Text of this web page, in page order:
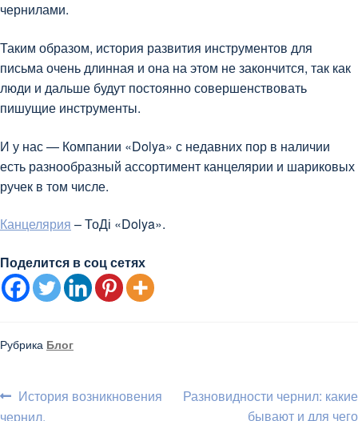
чернилами.
Таким образом, история развития инструментов для
письма очень длинная и она на этом не закончится, так как
люди и дальше будут постоянно совершенствовать
пишущие инструменты.
И у нас — Компании «Dolya» с недавних пор в наличии
есть разнообразный ассортимент канцелярии и шариковых
ручек в том числе.
Канцелярия – ТоДі «Dolya».
Поделится в соц сетях
Рубрика Блог
Навигация
Предыдущий:
История возникновения
чернил.
Следующий:
Разновидности чернил: какие
бывают и для чего